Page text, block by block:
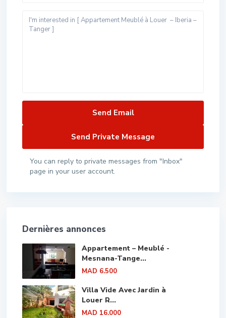
You can reply to private messages from "Inbox"
page in your user account.
Dernières annonces
Appartement – Meublé -
Mesnana-Tange...
MAD 6.500
Villa Vide Avec Jardin à
Louer R...
MAD 16.000